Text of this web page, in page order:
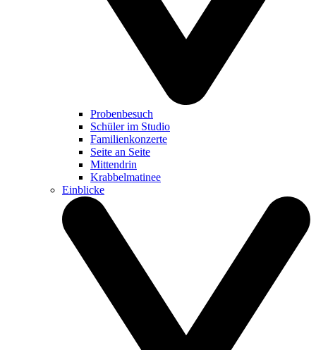
Probenbesuch
Schüler im Studio
Familienkonzerte
Seite an Seite
Mittendrin
Krabbelmatinee
Einblicke